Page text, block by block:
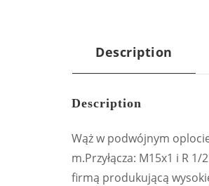
Description
Description
Wąż w podwójnym
m.Przyłącza: M15x1 i R
firmą produkującą